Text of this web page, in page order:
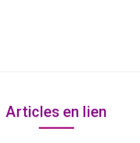
Articles en lien